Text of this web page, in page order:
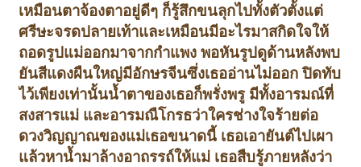
เหมือนตาจ้องตาอยู่ดีๆ ก็รู้สึกขนลุกไปทั้งตัวตั้งแต่
ศรีษะจรดปลายเท้าและเหมือนมีอะไรมาสกิดใจให้
ถอดรูปแม่ออกมาจากกำแพง พอหันรูปดูด้านหลังพบ
ยันสีแดงผืนใหญ่มีอักษรจีนซึ่งเธออ่านไม่ออก ปิดทับ
ไว้เพียงเท่านั้นน้ำตาของเธอก็พรั่งพรู มีทั้งอารมณ์ที่
สงสารแม่ และอารมณืโกรธว่าใครช่างใจร้ายต่อ
ดวงวิญญาณของแม่เธอขนาดนี้ เธอเอายันต์ไปเผา
แล้วหาน้ำมาล้างอาถรรถ์ให้แม่ เธอสืบรู้ภายหลังว่า